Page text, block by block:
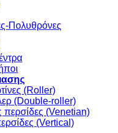
Πολυθρόνες
(Roller)
(Double-roller)
περσίδες (Venetian)
(Vertical)